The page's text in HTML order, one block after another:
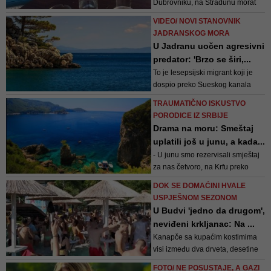
Dubrovniku, na Stradunu morat
VIDEO/ NOVI STANOVNIK
JADRANSKOG MORA
U Jadranu uočen agresivni
predator: 'Brzo se širi,...
To je lesepsijski migrant koji je
dospio preko Sueskog kanala
prvobitno u istočni dio
dobre biološke i ekološke
karakteristike, u novom
ekosustavu vrlo brzo se širi
TRAUMATIČNO ISKUSTVO
PORODICE IZ SRBIJE
Drama na moru: Smeštaj
uplatili još u junu, a kada...
- U junu smo rezervisali smještaj
za nas četvoro, na Krfu preko
"Airbnb". Skinuli su nam pare sa
računa i uredno, nekoliko dana
počinje aranžman. Kad smo stigli
tamo, ispostavilo se da
rezervacija ne postoji!
DOK SE DOMAĆINI HVALE
USPJEŠNOM SEZONOM
U Budvi 'jedno da drugom',
neviđeni krkljanac: Na ...
Kanapče sa kupaćim kostimima
visi između dva drveta, desetine
FOTO/ NE POSUSTAJE, A GAZI